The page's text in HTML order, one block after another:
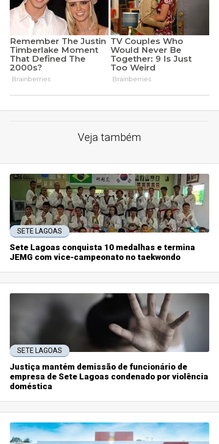
Veja também
SETE LAGOAS
Sete Lagoas conquista 10 medalhas e termina
JEMG com vice-campeonato no taekwondo
SETE LAGOAS
Justiça mantém demissão de funcionário de
empresa de Sete Lagoas condenado por violência
doméstica